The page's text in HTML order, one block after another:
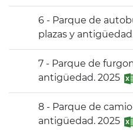
6 - Parque de
plazas y
7 - Parque de
antigüedad. 2025
8 - Parque de
antigüedad. 2025